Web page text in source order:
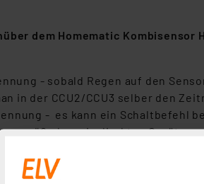
dem Homematic Kombisensor
- sobald Regen auf den
in der CCU2/CCU3 selber den
- es kann ein Schaltbefehl
kann in direkten